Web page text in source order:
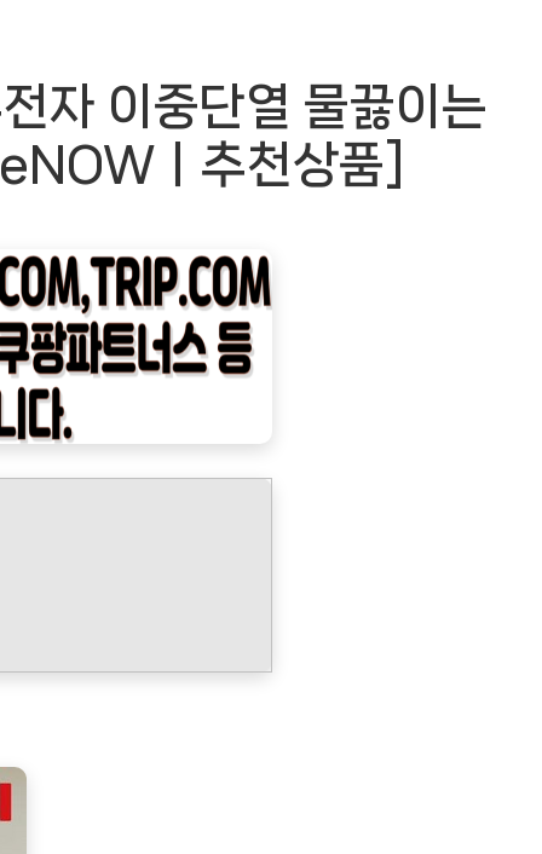
자 이중단열 물끓이는
ㅣ추천상품]